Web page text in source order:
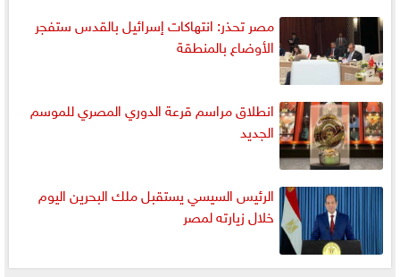
مصر تحذر: انتهاكات إسرائيل بالقدس ستفجر
الأوضاع بالمنطقة
انطلاق مراسم قرعة الدوري المصري للموسم
الجديد
الرئيس السيسي يستقبل ملك البحرين اليوم
خلال زيارته لمصر